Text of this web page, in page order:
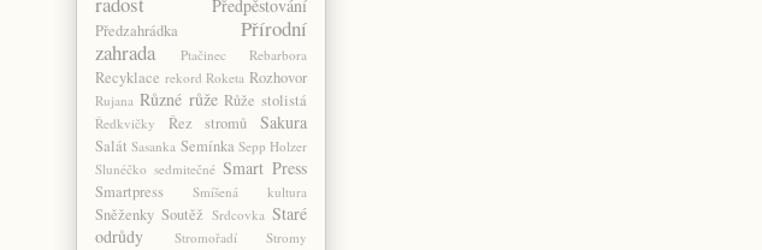
Předpěstování
Předzahrádka
Přírodní
zahrada
Ptačinec Rebarbora
Recyklace rekord Roketa Rozhovor
Rujana Různé růže Růže stolistá
Ředkvičky Řez stromů Sakura
Salát Sasanka Semínka Sepp Holzer
Slunéčko sedmitečné Smart Press
Smartpress Smíšená kultura
Sněženky Soutěž Srdcovka Staré
odrůdy
Stromořadí
Stromy